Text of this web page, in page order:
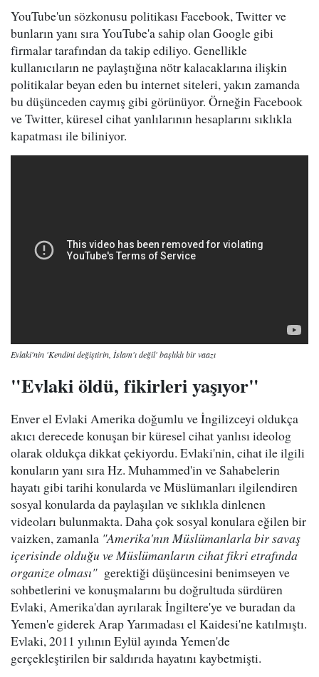
YouTube'un sözkonusu politikası Facebook, Twitter ve
bunların yanı sıra YouTube'a sahip olan Google gibi
firmalar tarafından da takip ediliyo. Genellikle
kullanıcıların ne paylaştığına nötr kalacaklarına ilişkin
politikalar beyan eden bu internet siteleri, yakın zamanda
bu düşünceden caymış gibi görünüyor. Örneğin Facebook
ve Twitter, küresel cihat yanlılarının hesaplarını sıklıkla
kapatması ile biliniyor.
Evlaki'nin 'Kendini değiştirin, İslam'ı değil' başlıklı bir vaazı
"Evlaki öldü, fikirleri yaşıyor"
Enver el Evlaki Amerika doğumlu ve İngilizceyi oldukça
akıcı derecede konuşan bir küresel cihat yanlısı ideolog
olarak oldukça dikkat çekiyordu. Evlaki'nin, cihat ile ilgili
konuların yanı sıra Hz. Muhammed'in ve Sahabelerin
hayatı gibi tarihi konularda ve Müslümanları ilgilendiren
sosyal konularda da paylaşılan ve sıklıkla dinlenen
videoları bulunmakta. Daha çok sosyal konulara eğilen bir
vaizken, zamanla "Amerika'nın Müslümanlarla bir savaş
içerisinde olduğu ve Müslümanların cihat fikri etrafında
organize olması"gerektiği düşüncesini benimseyen ve
sohbetlerini ve konuşmalarını bu doğrultuda sürdüren
Evlaki, Amerika'dan ayrılarak İngiltere'ye ve buradan da
Yemen'e giderek Arap Yarımadası el Kaidesi'ne katılmıştı.
Evlaki, 2011 yılının Eylül ayında Yemen'de
gerçekleştirilen bir saldırıda hayatını kaybetmişti.